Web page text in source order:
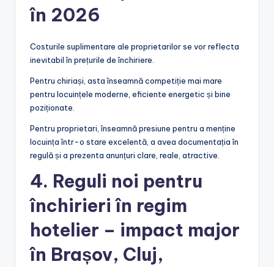
în 2026
Costurile suplimentare ale proprietarilor se vor reflecta
inevitabil în prețurile de închiriere.
Pentru chiriași, asta înseamnă competiție mai mare
pentru locuințele moderne, eficiente energetic și bine
poziționate.
Pentru proprietari, înseamnă presiune pentru a menține
locuința într-o stare excelentă, a avea documentația în
regulă și a prezenta anunțuri clare, reale, atractive.
4. Reguli noi pentru
închirieri în regim
hotelier – impact major
în Brașov, Cluj,